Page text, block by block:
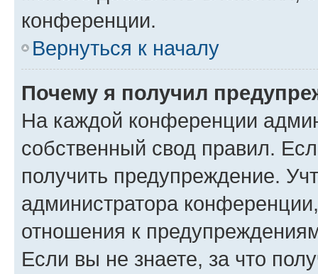
конференции.
Вернуться к началу
Почему я получил
На каждой конференции
собственный свод правил.
получить предупреждение.
администратора
отношения к
Если вы не знаете, за что